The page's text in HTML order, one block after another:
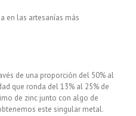
en las artesanías más
de una proporción del 50% al
que ronda del 13% al 25% de
de zinc junto con algo de
este singular metal.